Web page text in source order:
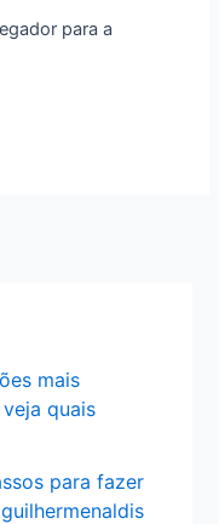
para a
mais
quais
para fazer